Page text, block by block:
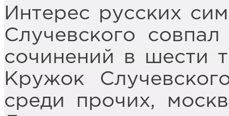
Интерес русских
Случевского
сочинений в шести
Кружок
среди прочих,